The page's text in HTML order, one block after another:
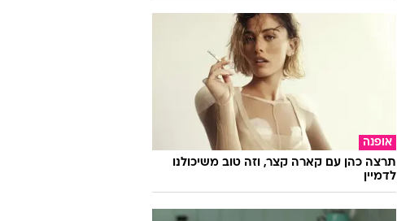
אופנה
תרצה כהן עם קארה קצר, וזה טוב משיכולנו
לדמיין